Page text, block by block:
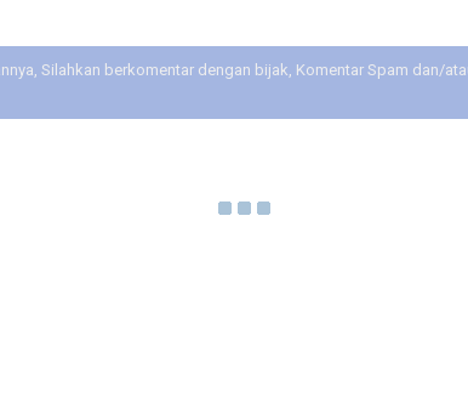
Silahkan berkomentar dengan bijak, Komentar Spam dan/